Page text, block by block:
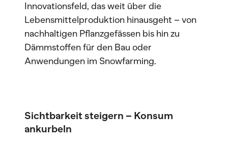
Innovationsfeld, das weit über die
Lebensmittelproduktion hinausgeht – von
nachhaltigen Pflanzgefässen bis hin zu
Dämmstoffen für den Bau oder
Anwendungen im Snowfarming.
Sichtbarkeit steigern – Konsum
ankurbeln